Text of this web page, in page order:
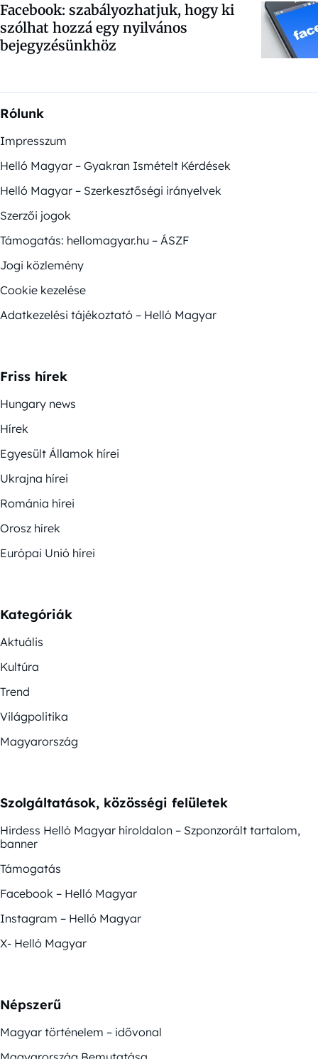
Facebook: szabályozhatjuk, hogy ki
szólhat hozzá egy nyilvános
bejegyzésünkhöz
Rólunk
Impresszum
Helló Magyar – Gyakran Ismételt Kérdések
Helló Magyar – Szerkesztőségi irányelvek
Szerzői jogok
Támogatás: hellomagyar.hu – ÁSZF
Jogi közlemény
Cookie kezelése
Adatkezelési tájékoztató – Helló Magyar
Friss hírek
Hungary news
Hírek
Egyesült Államok hírei
Ukrajna hírei
Románia hírei
Orosz hírek
Európai Unió hírei
Kategóriák
Aktuális
Kultúra
Trend
Világpolitika
Magyarország
Szolgáltatások, közösségi felületek
Hirdess Helló Magyar híroldalon – Szponzorált tartalom,
banner
Támogatás
Facebook – Helló Magyar
Instagram – Helló Magyar
X- Helló Magyar
Népszerű
Magyar történelem – idővonal